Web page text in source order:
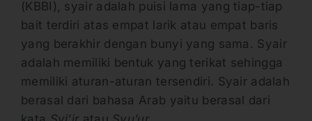
(KBBI), syair adalah puisi lama yang tiap-tiap
bait terdiri atas empat larik atau empat baris
yang berakhir dengan bunyi yang sama. Syair
adalah memiliki bentuk yang terikat sehingga
memiliki aturan-aturan tersendiri. Syair adalah
berasal dari bahasa Arab yaitu berasal dari